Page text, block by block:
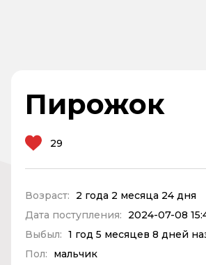
Пирожок
29
Возраст:
2 года 2 месяца 24 дня
Дата поступления:
2024-07-08
Выбыл: 1 год 5 месяцев 8 дней
Пол:
мальчик